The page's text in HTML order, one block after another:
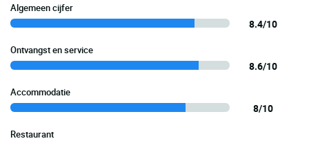
Algemeen cijfer
8.4/10
Ontvangst en service
8.6/10
Accommodatie
8/10
Restaurant